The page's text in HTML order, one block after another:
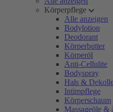
Körperpflege
Alle anzeigen
Bodylotion
Deodorant
Körperbutter
Körperöl
Anti-Cellulite
Bodyspray
Hals &
Intimpflege
Körperschaum
Massageöle &